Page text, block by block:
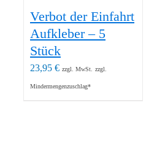
Verbot der Einfahrt
Aufkleber – 5
Stück
23,95 € zzgl. MwSt. zzgl.
Mindermengenzuschlag*